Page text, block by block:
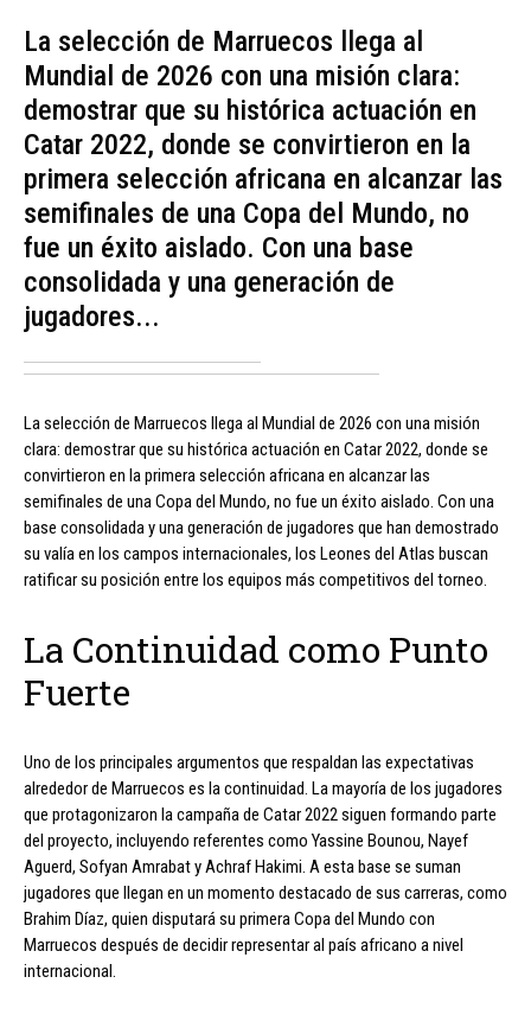
La selección de Marruecos llega al
Mundial de 2026 con una misión clara:
demostrar que su histórica actuación en
Catar 2022, donde se convirtieron en la
primera selección africana en alcanzar las
semifinales de una Copa del Mundo, no
fue un éxito aislado. Con una base
consolidada y una generación de
jugadores...
La selección de Marruecos llega al Mundial de 2026 con una misión
clara: demostrar que su histórica actuación en Catar 2022, donde se
convirtieron en la primera selección africana en alcanzar las
semifinales de una Copa del Mundo, no fue un éxito aislado. Con una
base consolidada y una generación de jugadores que han demostrado
su valía en los campos internacionales, los Leones del Atlas buscan
ratificar su posición entre los equipos más competitivos del torneo.
La Continuidad como Punto
Fuerte
Uno de los principales argumentos que respaldan las expectativas
alrededor de Marruecos es la continuidad. La mayoría de los jugadores
que protagonizaron la campaña de Catar 2022 siguen formando parte
del proyecto, incluyendo referentes como Yassine Bounou, Nayef
Aguerd, Sofyan Amrabat y Achraf Hakimi. A esta base se suman
jugadores que llegan en un momento destacado de sus carreras, como
Brahim Díaz, quien disputará su primera Copa del Mundo con
Marruecos después de decidir representar al país africano a nivel
internacional.